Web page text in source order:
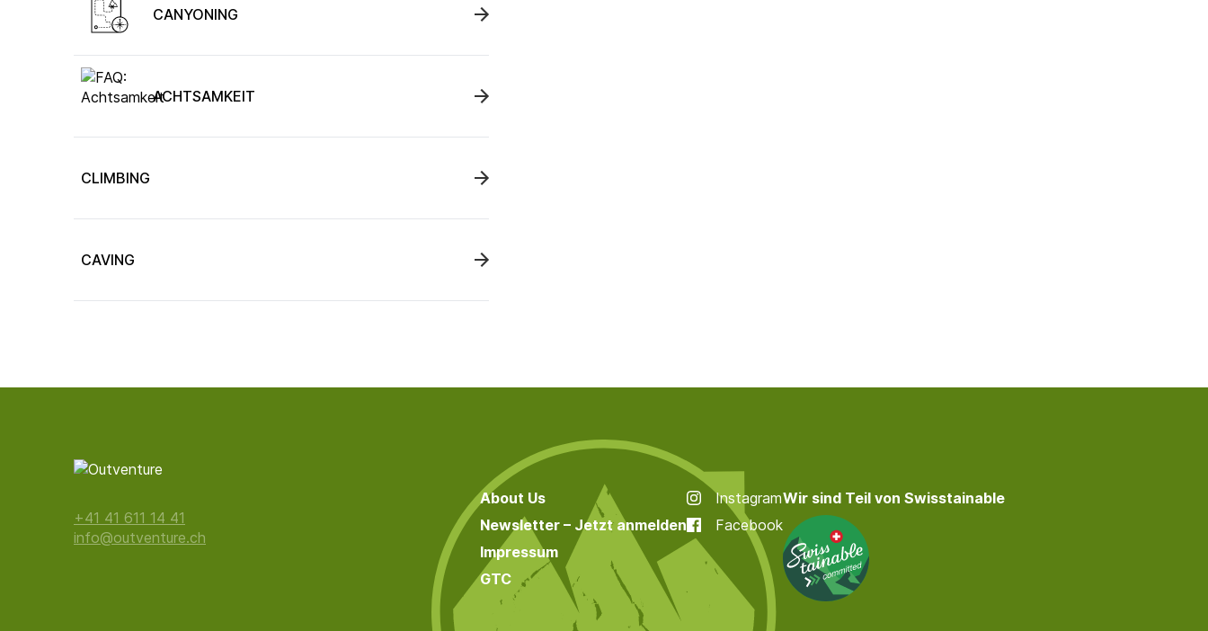
CANYONING
ACHTSAMKEIT
CLIMBING
CAVING
+41 41 611 14 41
info@outventure.ch
About Us
Newsletter – Jetzt anmelden
Impressum
GTC
Instagram
Facebook
Wir sind Teil von Swisstainable